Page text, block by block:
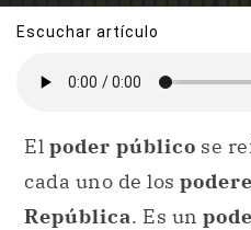
Escuchar artículo
El poder público se
cada uno de los
República. Es un